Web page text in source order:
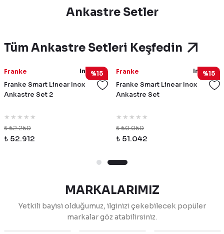
Ankastre Setler
Tüm Ankastre Setleri Keşfedin
%15
Franke InoxSet2
Franke Smart Linear Inox
Ankastre Set 2
₺ 62.250
₺ 52.912
%15
Franke InoxSet1
Franke Smart Linear Inox
Ankastre Set
₺ 60.050
₺ 51.042
MARKALARIMIZ
Yetkili bayisi olduğumuz, ilginizi çekebilecek popüler
markalar göz atabilirsiniz.